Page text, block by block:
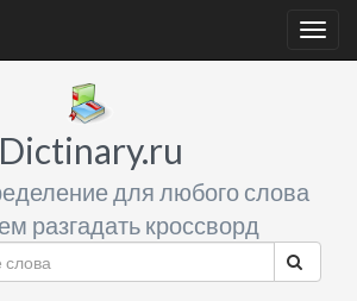
Dictinary.ru
для любого слова
разгадать кроссворд